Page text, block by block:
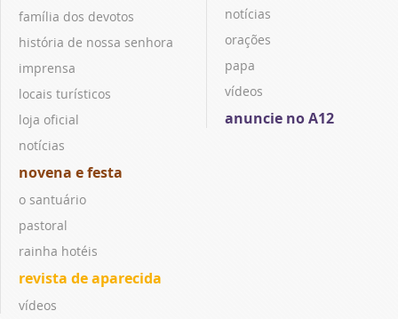
família dos devotos
história de nossa senhora
imprensa
locais turísticos
loja oficial
notícias
novena e festa
o santuário
pastoral
rainha hotéis
revista de aparecida
vídeos
notícias
orações
papa
vídeos
anuncie no A12